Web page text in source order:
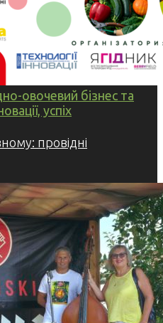
овочевий бізнес та
успіх
провідні